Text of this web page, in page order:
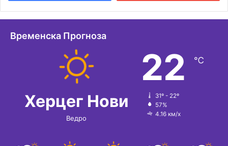
Временска Прогноза
Херцег Нови
Ведро
22 ℃
31º - 22º
57%
4.16 км/х